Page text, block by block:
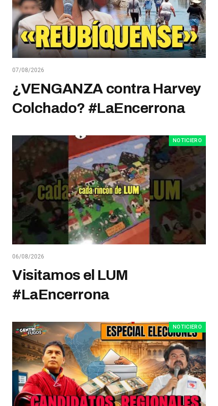
07/08/2026
¿VENGANZA contra Harvey
Colchado? #LaEncerrona
NOTICIERO
06/08/2026
Visitamos el LUM
#LaEncerrona
NOTICIERO